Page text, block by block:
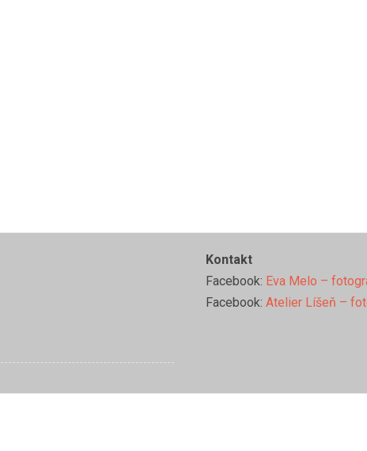
Kontakt
Facebook: Eva Melo –
Facebook: Atelier Líšeň –